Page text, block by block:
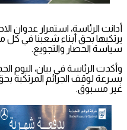
أدانت الرئاسة، استمرار عدوان
يرتكبها بحق أبناء شعبنا في
سياسة الحصار والتجويع.
وأكدت الرئاسة في بيان، اليوم
بسرعة لوقف الجرائم المرتكبة
غير مسبوق.